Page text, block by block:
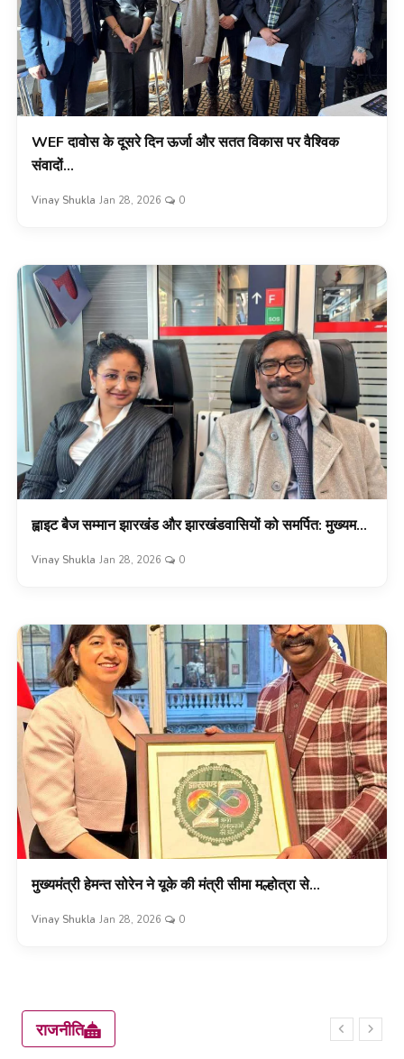
WEF दावोस के दूसरे दिन ऊर्जा और सतत विकास पर वैश्विक
संवादों...
Vinay Shukla Jan 28, 2026 0
ह्वाइट बैज सम्मान झारखंड और झारखंडवासियों को समर्पित: मुख्यम...
Vinay Shukla Jan 28, 2026 0
मुख्यमंत्री हेमन्त सोरेन ने यूके की मंत्री सीमा मल्होत्रा से...
Vinay Shukla Jan 28, 2026 0
राजनीति